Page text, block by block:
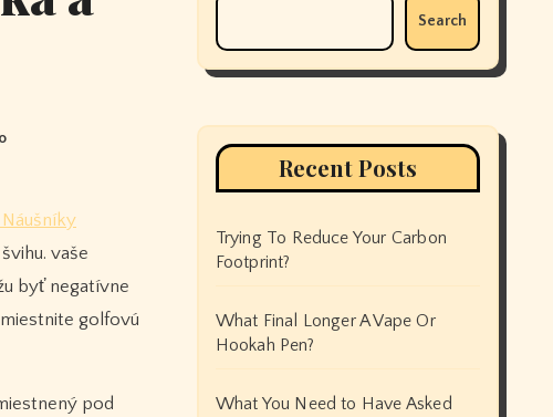
vaše
byť negatívne
golfovú
pod
Search
Recent Posts
Trying To Reduce Your Carbon
Footprint?
What Final Longer A Vape Or
Hookah Pen?
What You Need to Have Asked